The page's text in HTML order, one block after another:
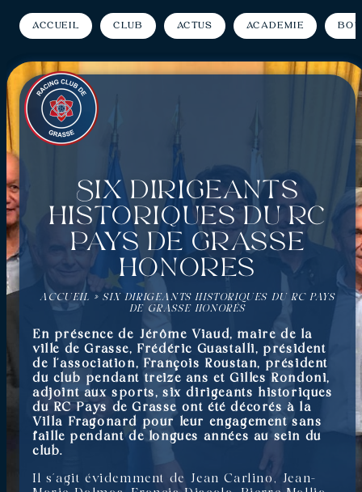
Accueil Club Actus Académie
Six dirigeants
historiques du RC
Pays de Grasse
honorés
ACCUEIL »SIX DIRIGEANTS HISTORIQUES DU RC PAYS
DE GRASSE HONORÉS
En présence de Jérôme Viaud, maire de la
ville de Grasse, Frédéric Guastalli, président
de l’association, François Roustan, président
du club pendant treize ans et Gilles Rondoni,
adjoint aux sports, six dirigeants historiques
du RC Pays de Grasse ont été décorés à la
Villa Fragonard pour leur engagement sans
faille pendant de longues années au sein du
club.
Il s’agit évidemment de Jean Carlino, Jean-